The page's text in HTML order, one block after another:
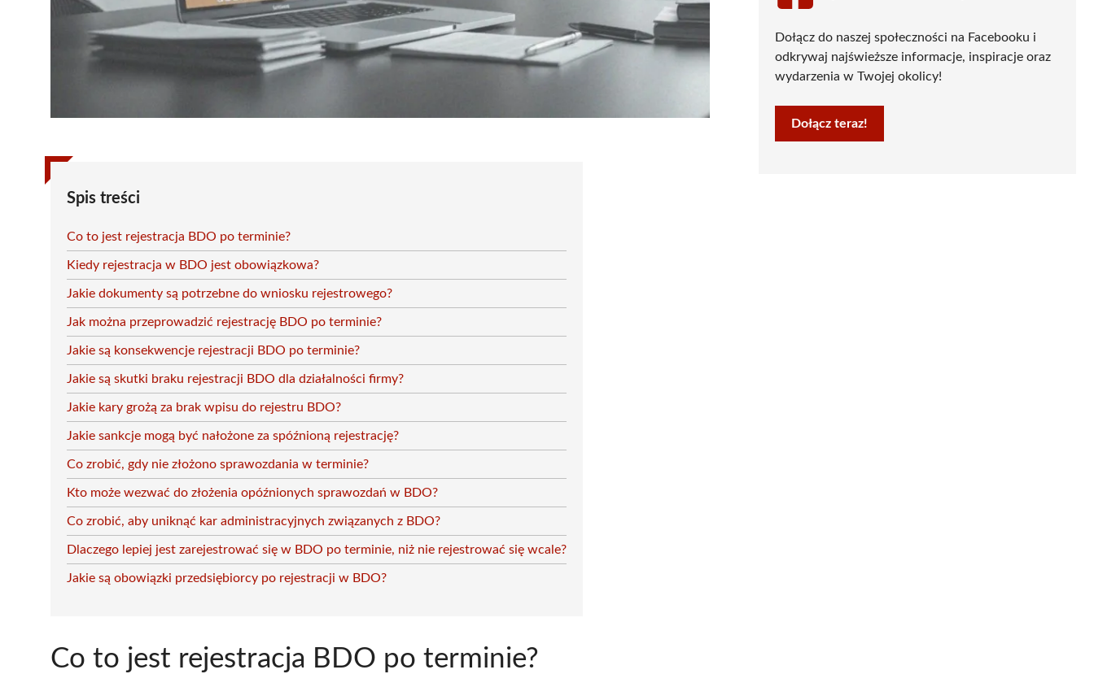
Spis treści
Co to jest rejestracja BDO po terminie?
Kiedy rejestracja w BDO jest obowiązkowa?
Jakie dokumenty są potrzebne do wniosku rejestrowego?
Jak można przeprowadzić rejestrację BDO po terminie?
Jakie są konsekwencje rejestracji BDO po terminie?
Jakie są skutki braku rejestracji BDO dla działalności firmy?
Jakie kary grożą za brak wpisu do rejestru BDO?
Jakie sankcje mogą być nałożone za spóźnioną rejestrację?
Co zrobić, gdy nie złożono sprawozdania w terminie?
Kto może wezwać do złożenia opóźnionych sprawozdań w BDO?
Co zrobić, aby uniknąć kar administracyjnych związanych z BDO?
Dlaczego lepiej jest zarejestrować się w BDO po terminie, niż nie rejestrować się wcale?
Jakie są obowiązki przedsiębiorcy po rejestracji w BDO?
Co to jest rejestracja BDO po terminie?
Dołącz do naszej społeczności na Facebooku i
odkrywaj najświeższe informacje, inspiracje oraz
wydarzenia w Twojej okolicy!
Dołącz teraz!